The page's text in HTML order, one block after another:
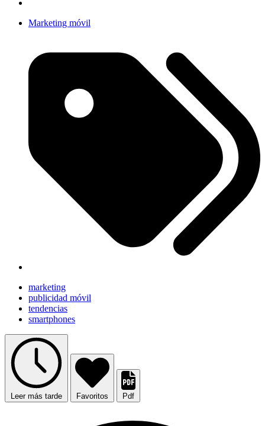
Marketing móvil
marketing
publicidad móvil
tendencias
smartphones
Leer más tarde Favoritos Pdf